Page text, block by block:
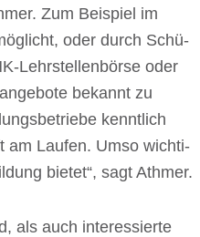
Zum Beispiel im
oder durch Schü­
Lehr­stel­len­börse oder
bekannt zu
kennt­lich
am Laufen. Umso wich­ti­
bietet“, sagt Athmer.
als auch inter­es­sierte